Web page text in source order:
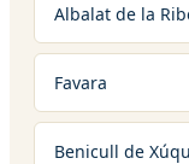
Albalat de la
Favara
Benicull de